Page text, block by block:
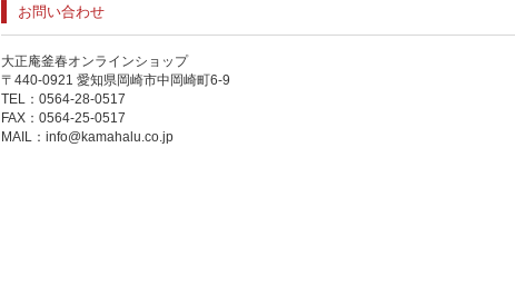
お問い合わせ
大正庵釜春オンラインショップ
〒440-0921 愛知県岡崎市中岡崎町6-9
TEL：0564-28-0517
FAX：0564-25-0517
MAIL： info@kamahalu.co.jp